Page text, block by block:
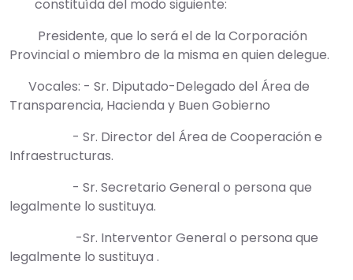
constituída del modo siguiente:
Presidente, que lo será el de la Corporación
Provincial o miembro de la misma en quien delegue.
Vocales: - Sr. Diputado-Delegado del Área de
Transparencia, Hacienda y Buen Gobierno
- Sr. Director del Área de Cooperación e
Infraestructuras.
- Sr. Secretario General o persona que
legalmente lo sustituya.
-Sr. Interventor General o persona que
legalmente lo sustituya .